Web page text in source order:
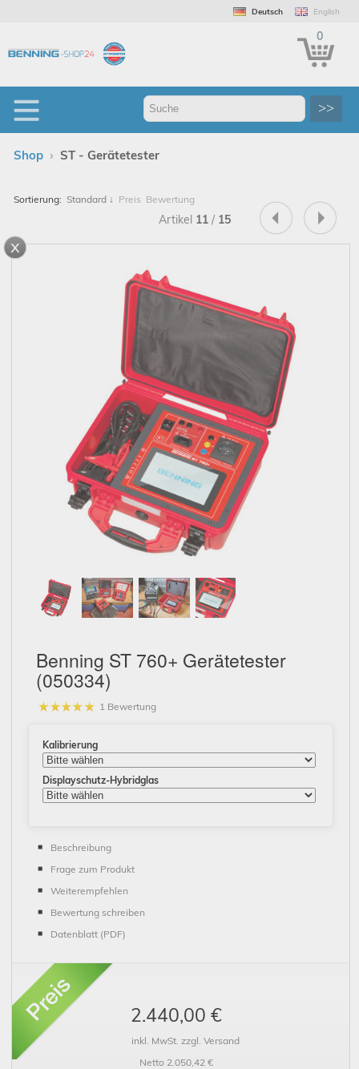
Deutsch English
0
>>
Schließen
Shop › ST - Gerätetester
Sortierung: Standard ↓ Preis Bewertung
Artikel 11 / 15
Benning ST 760+ Gerätetester
(050334)
1 Bewertung
Kalibrierung
Displayschutz-Hybridglas
Beschreibung
Frage zum Produkt
Weiterempfehlen
Bewertung schreiben
Datenblatt (PDF)
2.440,00 €
inkl. MwSt. zzgl. Versand
Netto 2.050,42 €
x